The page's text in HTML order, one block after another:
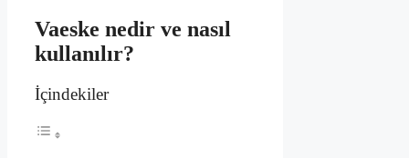
Vaeske nedir ve nasıl
kullanılır?
İçindekiler